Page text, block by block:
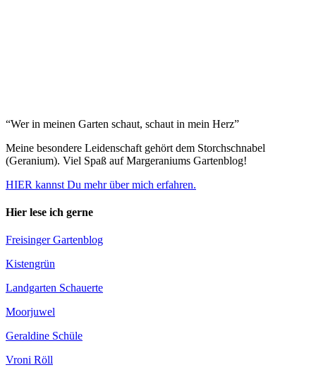
“Wer in meinen Garten schaut, schaut in mein Herz”
Meine besondere Leidenschaft gehört dem Storchschnabel
(Geranium). Viel Spaß auf Margeraniums Gartenblog!
HIER kannst Du mehr über mich erfahren.
Hier lese ich gerne
Freisinger Gartenblog
Kistengrün
Landgarten Schauerte
Moorjuwel
Geraldine Schüle
Vroni Röll